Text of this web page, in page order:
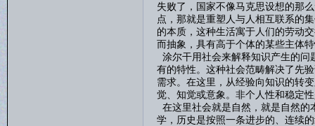
失败了，国家不像马克思设想的那
点，那就是重塑人与人相互联系的
的本质，这种生活寓于人们的劳动
而抽象，具有高于个体的某些主体
涂尔干用社会来解释知识产生的问
有的特性。这种社会范畴解决了先
需求。在这里，从经验向知识的转
觉、知觉或意象。非个人性和稳定
在这里社会就是自然，就是自然的
学，历史是按照一条进步的、连续